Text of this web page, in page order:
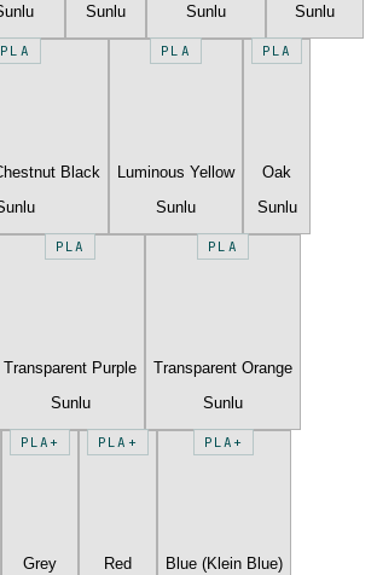
Sunlu
Sunlu
Sunlu
PLA
Black
PLA
Luminous Yellow
Sunlu
PLA
Oak
Sunlu
PLA
Transparent Purple
Sunlu
PLA
Transparent Orange
Sunlu
PLA+
Grey
PLA+
Red
PLA+
Blue (Klein Blue)